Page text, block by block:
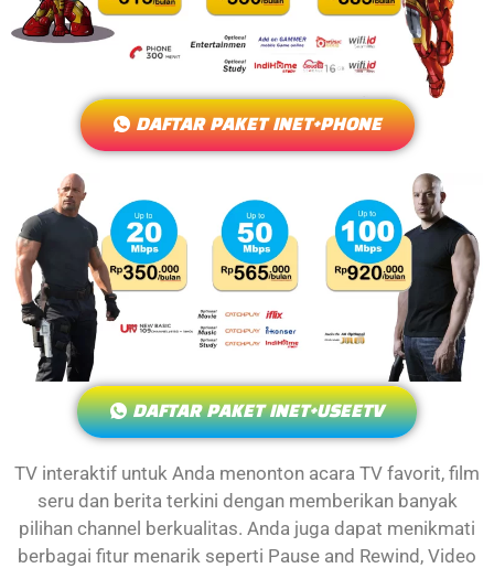
DAFTAR PAKET INET+PHONE
DAFTAR PAKET INET+USEETV
TV interaktif untuk Anda menonton acara TV favorit, film
seru dan berita terkini dengan memberikan banyak
pilihan channel berkualitas. Anda juga dapat menikmati
berbagai fitur menarik seperti Pause and Rewind, Video